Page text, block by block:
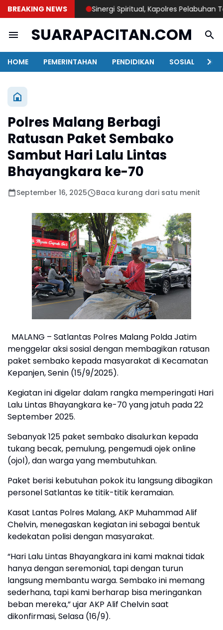
BREAKING NEWS Sinergi Spiritual, Kapolres Pelabuhan
SUARAPACITAN.COM
HOME PEMERINTAHAN PENDIDIKAN SOSIAL
Polres Malang Berbagi
Ratusan Paket Sembako
Sambut Hari Lalu Lintas
Bhayangkara ke-70
September 16, 2025 Baca kurang dari satu menit
MALANG – Satlantas Polres Malang Polda Jatim
menggelar aksi sosial dengan membagikan ratusan
paket sembako kepada masyarakat di Kecamatan
Kepanjen, Senin (15/9/2025).
Kegiatan ini digelar dalam rangka memperingati Hari
Lalu Lintas Bhayangkara ke-70 yang jatuh pada 22
September 2025.
Sebanyak 125 paket sembako disalurkan kepada
tukang becak, pemulung, pengemudi ojek online
(ojol), dan warga yang membutuhkan.
Paket berisi kebutuhan pokok itu langsung dibagikan
personel Satlantas ke titik-titik keramaian.
Kasat Lantas Polres Malang, AKP Muhammad Alif
Chelvin, menegaskan kegiatan ini sebagai bentuk
kedekatan polisi dengan masyarakat.
“Hari Lalu Lintas Bhayangkara ini kami maknai tidak
hanya dengan seremonial, tapi dengan turun
langsung membantu warga. Sembako ini memang
sederhana, tapi kami berharap bisa meringankan
beban mereka,” ujar AKP Alif Chelvin saat
dikonfirmasi, Selasa (16/9).